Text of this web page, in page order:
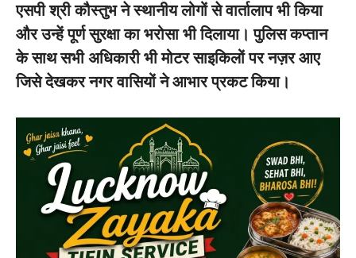
एसपी श्री कौस्तुभ ने स्थानीय लोगों से वार्तालाप भी किया
और उन्हें पूर्ण सुरक्षा का भरोसा भी दिलाया। पुलिस कप्तान
के साथ सभी अधिकारी भी मोटर साइकिलों पर नज़र आए
जिसे देखकर नगर वासियों ने आभार प्रकट किया।